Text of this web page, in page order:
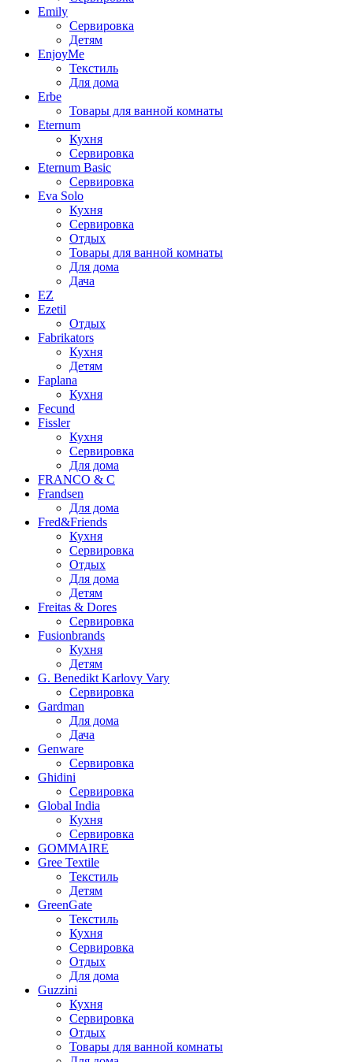
Emily
Сервировка
Детям
EnjoyMe
Текстиль
Для дома
Erbe
Товары для ванной комнаты
Eternum
Кухня
Сервировка
Eternum Basic
Сервировка
Eva Solo
Кухня
Сервировка
Отдых
Товары для ванной комнаты
Для дома
Дача
EZ
Ezetil
Отдых
Fabrikators
Кухня
Детям
Faplana
Кухня
Fecund
Fissler
Кухня
Сервировка
Для дома
FRANCO & C
Frandsen
Для дома
Fred&Friends
Кухня
Сервировка
Отдых
Для дома
Детям
Freitas & Dores
Сервировка
Fusionbrands
Кухня
Детям
G. Benedikt Karlovy Vary
Сервировка
Gardman
Для дома
Дача
Genware
Сервировка
Ghidini
Сервировка
Global India
Кухня
Сервировка
GOMMAIRE
Gree Textile
Текстиль
Детям
GreenGate
Текстиль
Кухня
Сервировка
Отдых
Для дома
Guzzini
Кухня
Сервировка
Отдых
Товары для ванной комнаты